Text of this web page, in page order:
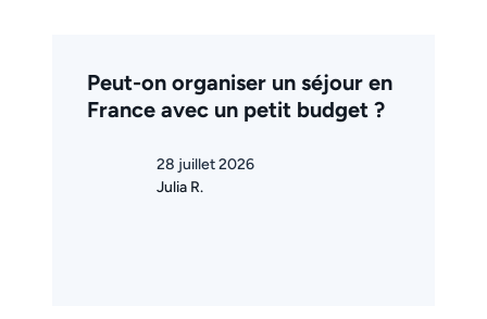
Peut-on organiser un séjour en
France avec un petit budget ?
28 juillet 2026
Julia R.